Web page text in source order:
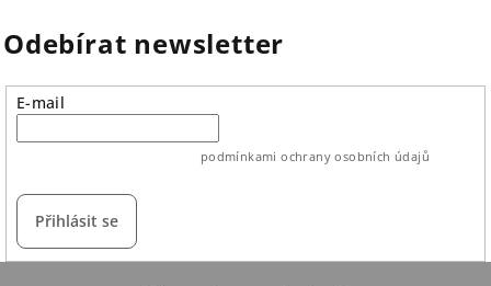
Odebírat newsletter
E-mail
podmínkami ochrany osobních údajů
Přihlásit se